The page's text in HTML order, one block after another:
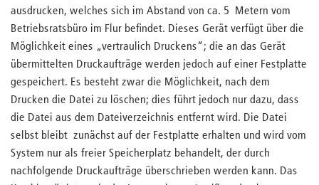
ausdrucken, welches sich im Abstand von ca. 5 Metern vom
Betriebsratsbüro im Flur befindet. Dieses Gerät verfügt über die
Möglichkeit eines „vertraulich Druckens“; die an das Gerät
übermittelten Druckaufträge werden jedoch auf einer Festplatte
gespeichert. Es besteht zwar die Möglichkeit, nach dem
Drucken die Datei zu löschen; dies führt jedoch nur dazu, dass
die Datei aus dem Dateiverzeichnis entfernt wird. Die Datei
selbst bleibt zunächst auf der Festplatte erhalten und wird vom
System nur als freier Speicherplatz behandelt, der durch
nachfolgende Druckaufträge überschrieben werden kann. Das